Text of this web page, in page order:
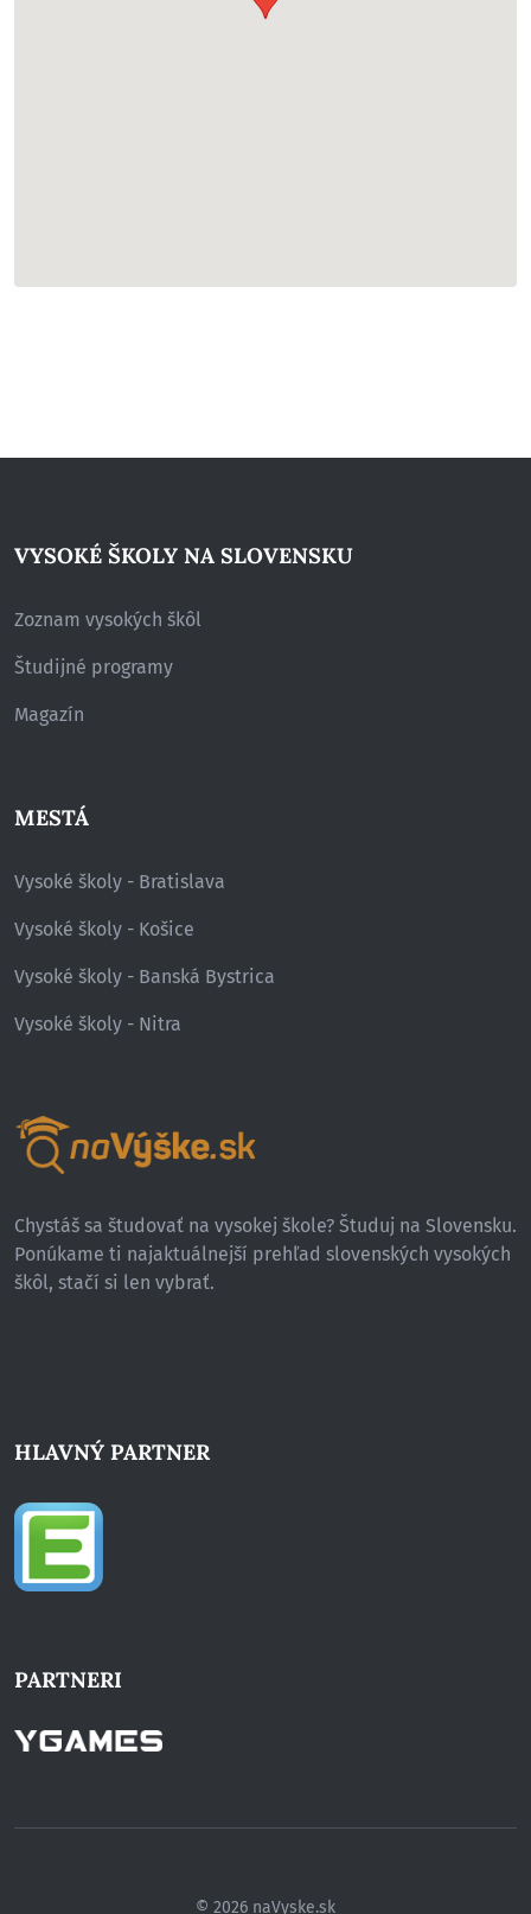
VYSOKÉ ŠKOLY NA SLOVENSKU
Zoznam vysokých škôl
Študijné programy
Magazín
MESTÁ
Vysoké školy - Bratislava
Vysoké školy - Košice
Vysoké školy - Banská Bystrica
Vysoké školy - Nitra
Chystáš sa študovať na vysokej škole? Študuj na Slovensku.
Ponúkame ti najaktuálnejší prehľad slovenských vysokých
škôl, stačí si len vybrať.
HLAVNÝ PARTNER
PARTNERI
© 2026 naVyske.sk